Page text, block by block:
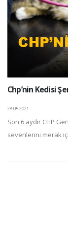
Chp’nin Kedisi
28.05.2021
Son 6 aydır CHP
sevenlerini merak